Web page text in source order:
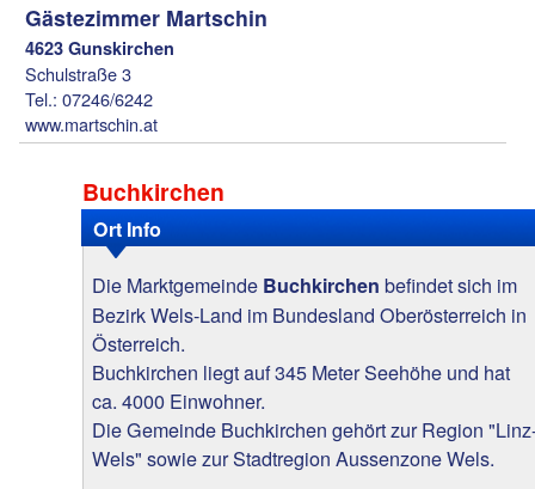
Gästezimmer Martschin
4623 Gunskirchen
Schulstraße 3
Tel.: 07246/6242
www.martschin.at
Buchkirchen
Ort Info
Die Marktgemeinde Buchkirchen befindet sich im
Bezirk Wels-Land im Bundesland Oberösterreich in
Österreich.
Buchkirchen liegt auf 345 Meter Seehöhe und hat
ca. 4000 Einwohner.
Die Gemeinde Buchkirchen gehört zur Region
Wels" sowie zur Stadtregion Aussenzone Wels.